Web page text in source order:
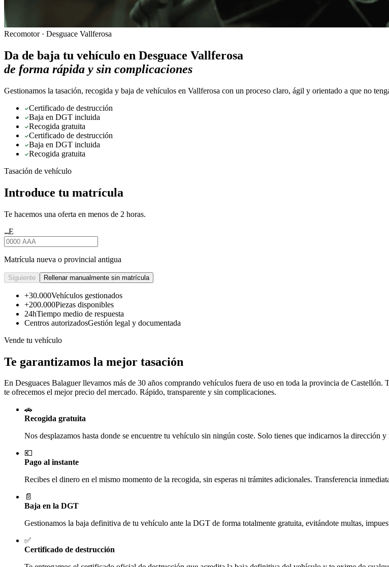
Recomotor · Desguace Vallferosa
Da de baja tu vehículo en Desguace Vallferosa
de forma rápida y sin complicaciones
Gestionamos la tasación, recogida y baja de vehículos en Vallferosa con un proceso claro, ágil y orientado a que no
Certificado de destrucción
Baja en DGT incluida
Recogida gratuita
Certificado de destrucción
Baja en DGT incluida
Recogida gratuita
Tasación de vehículo
Introduce tu matrícula
Te hacemos una oferta en menos de 2 horas.
★★★E
Matrícula nueva o provincial antigua
Siguiente Rellenar manualmente sin matrícula
+30.000Vehículos gestionados
+200.000Piezas disponibles
24hTiempo medio de respuesta
Centros autorizadosGestión legal y documentada
Vende tu vehículo
Te garantizamos la mejor tasación
En Desguaces Balaguerllevamos más de 30 años comprando vehículos fuera de uso en toda la provincia de
te ofrecemos el mejor precio del mercado. Rápido, transparente y sin complicaciones.
🚗
Recogida gratuita
Nos desplazamos hasta donde se encuentre tu vehículo sin ningún coste. Solo tienes que indicarnos la dirección y
💶
Pago al instante
Recibes el dinero en el mismo momento de la recogida, sin esperas ni trámites adicionales. Transferencia
📄
Baja en la DGT
Gestionamos la baja definitiva de tu vehículo ante la DGT de forma totalmente gratuita, evitándote multas,
✅
Certificado de destrucción